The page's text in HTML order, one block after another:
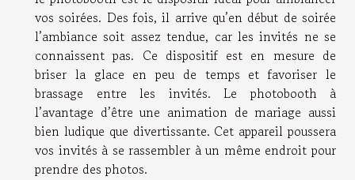
vos soirées. Des fois, il arrive qu’en début de soirée
l’ambiance soit assez tendue, car les invités ne se
connaissent pas. Ce dispositif est en mesure de
briser la glace en peu de temps et favoriser le
brassage entre les invités. Le photobooth à
l’avantage d’être une animation de mariage aussi
bien ludique que divertissante. Cet appareil poussera
vos invités à se rassembler à un même endroit pour
prendre des photos.